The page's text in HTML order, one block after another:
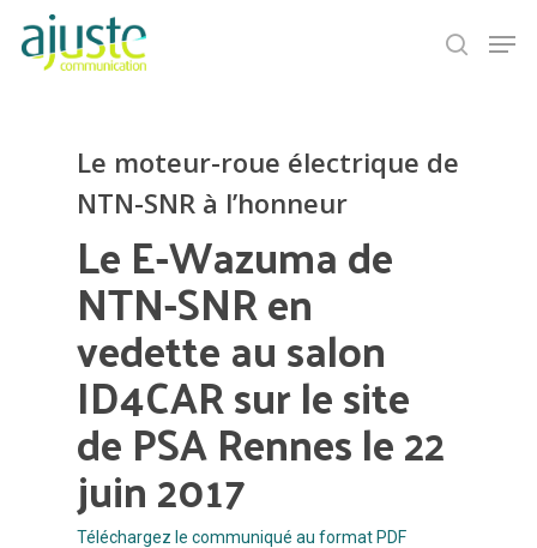
Le moteur-roue électrique de
NTN-SNR à l’honneur
Le E-Wazuma de
NTN-SNR en
vedette au salon
ID4CAR sur le site
de PSA Rennes le 22
juin 2017
Téléchargez le communiqué au format PDF